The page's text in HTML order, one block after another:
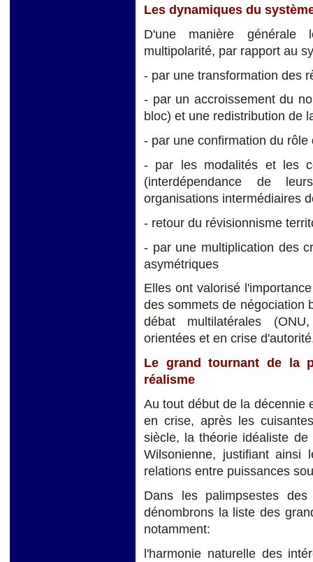
Les dynamiques du
D'une manière
multipolarité, par rapport au
- par une transformation des
- par un accroissement du
bloc) et une redistribution de
- par une confirmation du rôle
- par les modalités et les
(interdépendance de
organisations intermédiaires
- retour du révisionnisme
- par une multiplication des
asymétriques
Elles ont valorisé
des sommets de négociation
débat multilatérales
orientées et en crise
Le grand tournant de la
réalisme
Au tout début de la décennie
en crise, après les
siècle, la théorie idéaliste de
Wilsonienne, justifiant ainsi
relations entre puissances
Dans les palimpsestes
dénombrons la liste des
notamment:
l'harmonie naturelle des